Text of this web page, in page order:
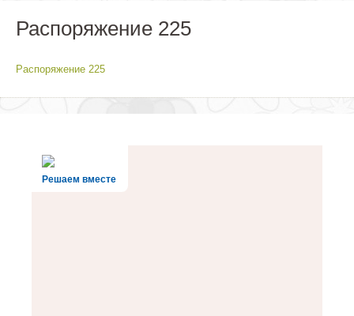
Распоряжение 225
Распоряжение 225
Решаем вместе